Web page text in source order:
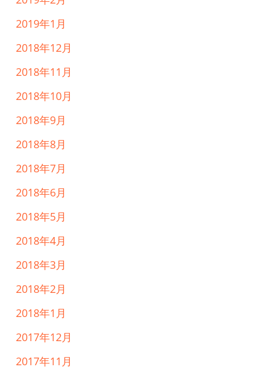
2019年1月
2018年12月
2018年11月
2018年10月
2018年9月
2018年8月
2018年7月
2018年6月
2018年5月
2018年4月
2018年3月
2018年2月
2018年1月
2017年12月
2017年11月